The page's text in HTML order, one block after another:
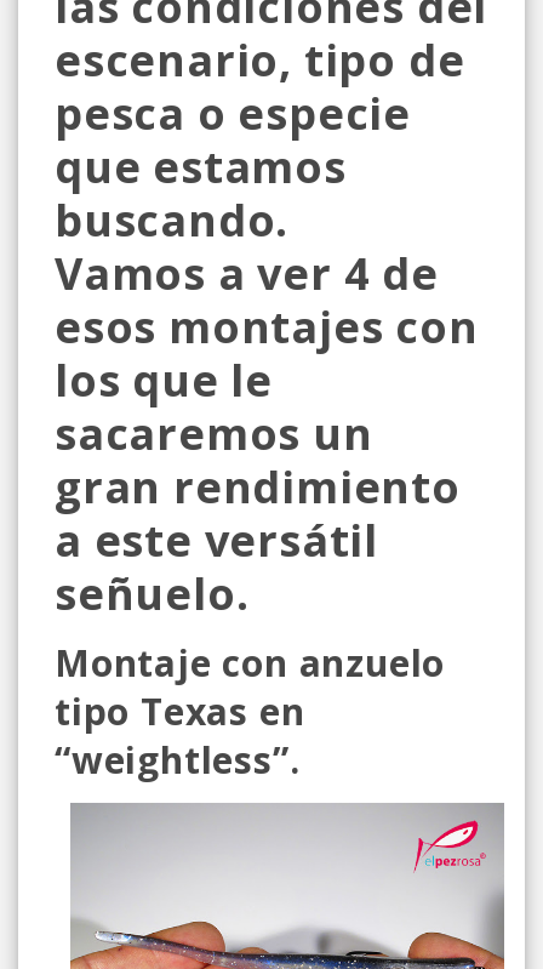
escenario, tipo de
pesca o especie
que estamos
buscando.
Vamos a ver 4 de
esos montajes con
los que le
sacaremos un
gran rendimiento
a este versátil
señuelo.
Montaje con anzuelo
tipo Texas en
“weightless”.